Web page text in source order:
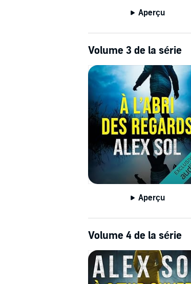
Aperçu
Volume 3 de la série
Aperçu
Volume 4 de la série